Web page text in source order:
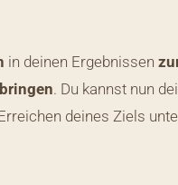
in deinen Ergebnissen
. Du kannst nun
deines Ziels